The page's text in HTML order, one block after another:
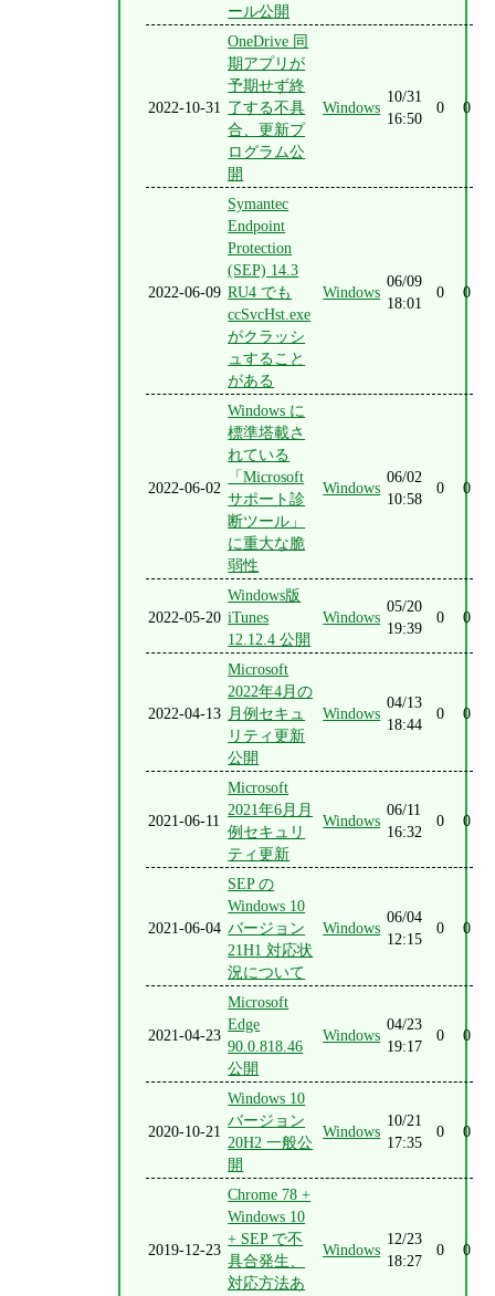
ール公開
2022-10-31
OneDrive 同
期アプリが
予期せず終
了する不具
合、更新プ
ログラム公
開
Windows
10/31
16:50
0 0
2022-06-09
Symantec
Endpoint
Protection
(SEP) 14.3
RU4 でも
ccSvcHst.exe
がクラッシ
ュすること
がある
Windows
06/09
18:01
0 0
2022-06-02
Windows に
標準塔載さ
れている
「Microsoft
サポート診
断ツール」
に重大な脆
弱性
Windows
06/02
10:58
0 0
2022-05-20
Windows版
iTunes
12.12.4 公開
Windows
05/20
19:39
0 0
2022-04-13
Microsoft
2022年4月の
月例セキュ
リティ更新
公開
Windows
04/13
18:44
0 0
2021-06-11
Microsoft
2021年6月月
例セキュリ
ティ更新
Windows
06/11
16:32
0 0
2021-06-04
SEP の
Windows 10
バージョン
21H1 対応状
況について
Windows
06/04
12:15
0 0
2021-04-23
Microsoft
Edge
90.0.818.46
公開
Windows
04/23
19:17
0 0
2020-10-21
Windows 10
バージョン
20H2 一般公
開
Windows
10/21
17:35
0 0
2019-12-23
Chrome 78 +
Windows 10
+ SEP で不
具合発生、
対応方法あ
Windows
12/23
18:27
0 0